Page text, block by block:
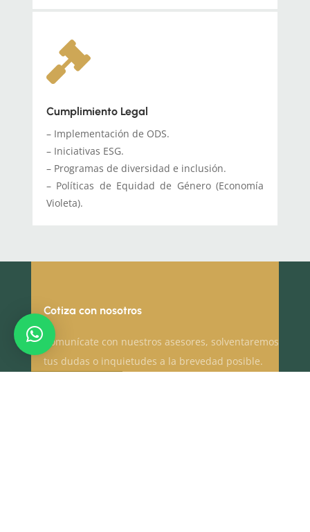

Cumplimiento Legal
– Implementación de ODS.
– Iniciativas ESG.
– Programas de diversidad e inclusión.
– Políticas de Equidad de Género (Economía
Violeta).
Cotiza con nosotros
Comunícate con nuestros asesores, solventaremos
tus dudas o inquietudes a la brevedad posible.